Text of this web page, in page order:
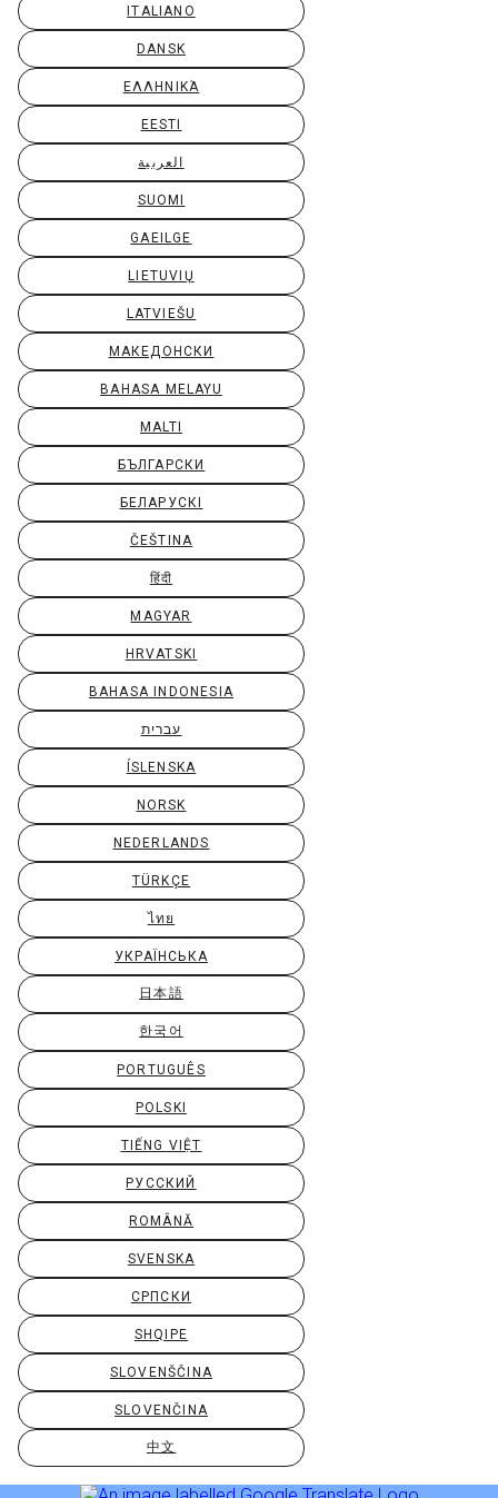
ITALIANO
DANSK
ΕΛΛΗΝΙΚΆ
EESTI
العربية
SUOMI
GAEILGE
LIETUVIŲ
LATVIEŠU
МАКЕДОНСКИ
BAHASA MELAYU
MALTI
БЪЛГАРСКИ
БЕЛАРУСКІ
ČEŠTINA
हिंदी
MAGYAR
HRVATSKI
BAHASA INDONESIA
עברית
ÍSLENSKA
NORSK
NEDERLANDS
TÜRKÇE
ไทย
УКРАЇНСЬКА
日本語
한국어
PORTUGUÊS
POLSKI
TIẾNG VIỆT
РУССКИЙ
ROMÂNĂ
SVENSKA
СРПСКИ
SHQIPE
SLOVENŠČINA
SLOVENČINA
中文